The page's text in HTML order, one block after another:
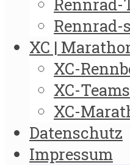
Rennrad-
XC |
XC-
XC-Teams
XC-
Datenschutz
Impressum